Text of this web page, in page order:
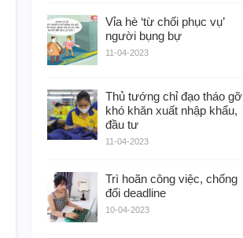
Vỉa hè ‘từ chối phục vụ’
người bụng bự
11-04-2023
Thủ tướng chỉ đạo tháo gỡ
khó khăn xuất nhập khẩu,
đầu tư
11-04-2023
Trì hoãn công việc, chống
đối deadline
10-04-2023